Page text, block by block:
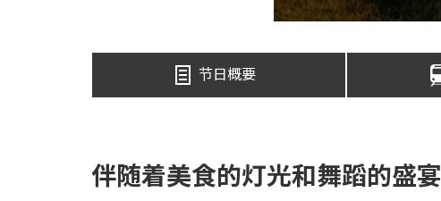
节日概要
伴随着美食的灯光和舞蹈的盛宴